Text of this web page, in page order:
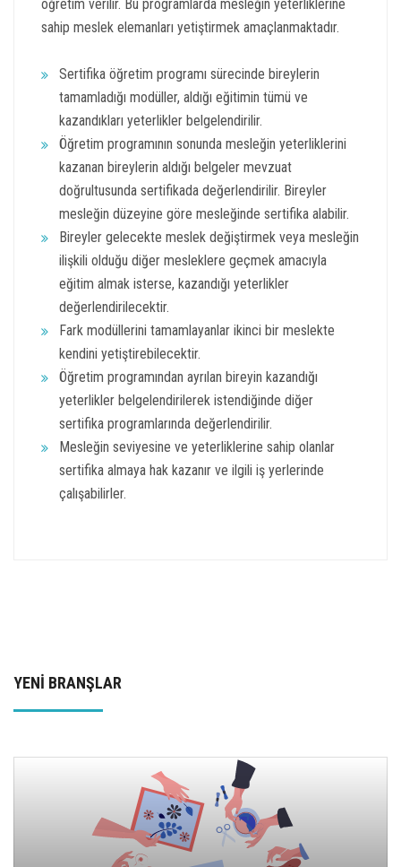
öğretim verilir. Bu programlarda mesleğin yeterliklerine
sahip meslek elemanları yetiştirmek amaçlanmaktadır.
Sertifika öğretim programı sürecinde bireylerin
tamamladığı modüller, aldığı eğitimin tümü ve
kazandıkları yeterlikler belgelendirilir.
Öğretim programının sonunda mesleğin yeterliklerini
kazanan bireylerin aldığı belgeler mevzuat
doğrultusunda sertifikada değerlendirilir. Bireyler
mesleğin düzeyine göre mesleğinde sertifika alabilir.
Bireyler gelecekte meslek değiştirmek veya mesleğin
ilişkili olduğu diğer mesleklere geçmek amacıyla
eğitim almak isterse, kazandığı yeterlikler
değerlendirilecektir.
Fark modüllerini tamamlayanlar ikinci bir meslekte
kendini yetiştirebilecektir.
Öğretim programından ayrılan bireyin kazandığı
yeterlikler belgelendirilerek istendiğinde diğer
sertifika programlarında değerlendirilir.
Mesleğin seviyesine ve yeterliklerine sahip olanlar
sertifika almaya hak kazanır ve ilgili iş yerlerinde
çalışabilirler.
YENİ BRANŞLAR